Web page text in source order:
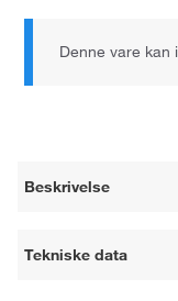
Denne vare
Beskrivelse
Tekniske data